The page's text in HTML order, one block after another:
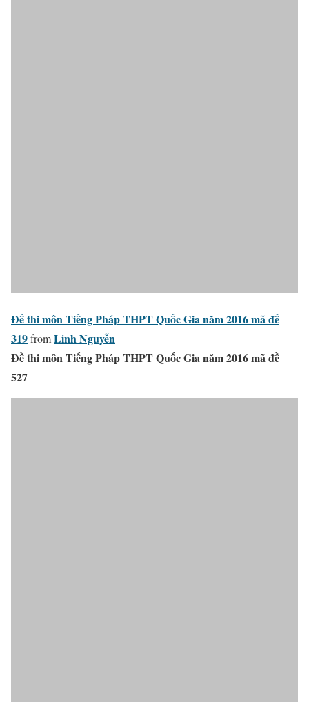
Đề thi môn Tiếng Pháp THPT Quốc Gia năm 2016 mã đề
319fromLinh Nguyễn
Đề thi môn Tiếng Pháp THPT Quốc Gia năm 2016 mã đề
527